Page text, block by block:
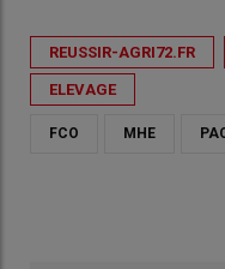
REUSSIR-AGRI72.FR
ELEVAGE
FCO MHE